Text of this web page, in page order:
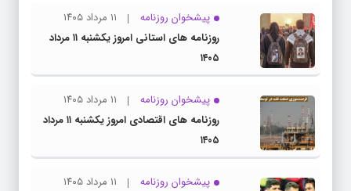
پیشخوان روزنامه
۱۱ مرداد ۱۴۰۵
روزنامه های استانی امروز یکشنبه ۱۱ مرداد
۱۴۰۵
پیشخوان روزنامه
۱۱ مرداد ۱۴۰۵
روزنامه های اقتصادی امروز یکشنبه ۱۱ مرداد
۱۴۰۵
پیشخوان روزنامه
۱۱ مرداد ۱۴۰۵